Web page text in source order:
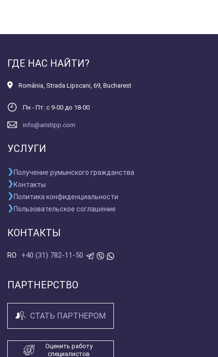
ГДЕ НАС НАЙТИ?
România Strada Lipscani, 69, Bucharest
Пн - Пт: с 9-00 до 18-00
info@aristipp.com
УСЛУГИ
Получение румынского гражданства
Контакты
Политика конфиденциальности
Пользовательское соглашение
КОНТАКТЫ
RO +40 (31) 782-11-50
ПАРТНЕРСТВО
СТАТЬ ПАРТНЕРОМ
Оценить работу
специалистов